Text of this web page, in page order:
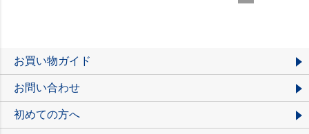
お買い物ガイド
お問い合わせ
初めての方へ